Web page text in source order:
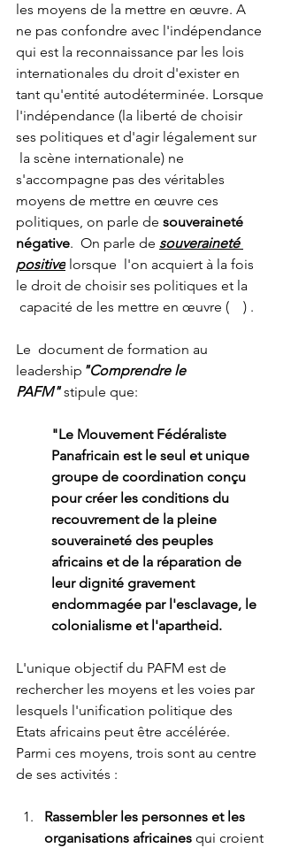
les moyens de la mettre en œuvre. A
ne pas confondre avec l'indépendance
qui est la reconnaissance par les lois
internationales du droit d'exister en
tant qu'entité autodéterminée. Lorsque
l'indépendance (la liberté de choisir
ses politiques et d'agir légalement sur
la scène internationale) ne
s'accompagne pas des véritables
moyens de mettre en œuvre ces
politiques, on parle de souveraineté
négative.  On parle de souveraineté
positive lorsque  l'on acquiert à la fois
le droit de choisir ses politiques et la
capacité de les mettre en œuvre ( ) .
Le  document de formation au
leadership "Comprendre le
PAFM" stipule que:
"Le Mouvement Fédéraliste
Panafricain est le seul et unique
groupe de coordination conçu
pour créer les conditions du
recouvrement de la pleine
souveraineté des peuples
africains et de la réparation de
leur dignité gravement
endommagée par l'esclavage, le
colonialisme et l'apartheid.
L'unique objectif du PAFM est de
rechercher les moyens et les voies par
lesquels l'unification politique des
Etats africains peut être accélérée.
Parmi ces moyens, trois sont au centre
de ses activités :
Rassembler les personnes et les
organisations africaines qui croient